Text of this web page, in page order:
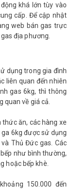
khá lớn tùy vào
cấp. Để cập nhật
web bán gas trực
địa phương.
dụng trong gia đình
liên quan đến nhiên
gas 6kg, thì thông
quan về giá cả.
thức ăn, các hàng xe
ga 6kg được sử dụng
Thủ Đức gas. Các
như bình thường,
hoặc bếp khè.
150.000 đến